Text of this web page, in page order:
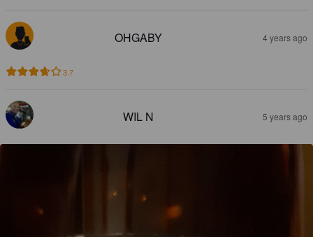
OHGABY 4 years ago
3.7
WIL N 5 years ago